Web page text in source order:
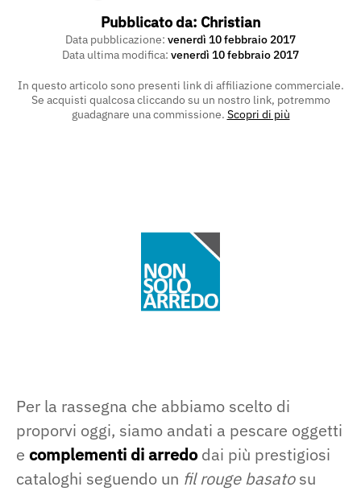
Pubblicato da: Christian
Data pubblicazione: venerdì 10 febbraio 2017
Data ultima modifica: venerdì 10 febbraio 2017
In questo articolo sono presenti link di affiliazione commerciale.
Se acquisti qualcosa cliccando su un nostro link, potremmo
guadagnare una commissione. Scopri di più
Per la rassegna che abbiamo scelto di
proporvi oggi, siamo andati a pescare oggetti
e complementi di arredodai più prestigiosi
cataloghi seguendo un fil rouge basatosu